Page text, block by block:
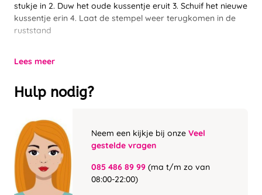
stukje in 2. Duw het oude kussentje eruit 3. Schuif het nieuwe
kussentje erin 4. Laat de stempel weer terugkomen in de
ruststand
Lees meer
Hulp nodig?
Neem een kijkje bij onze Veel
gestelde vragen
085 486 89 99 (ma t/m zo van
08:00-22:00)